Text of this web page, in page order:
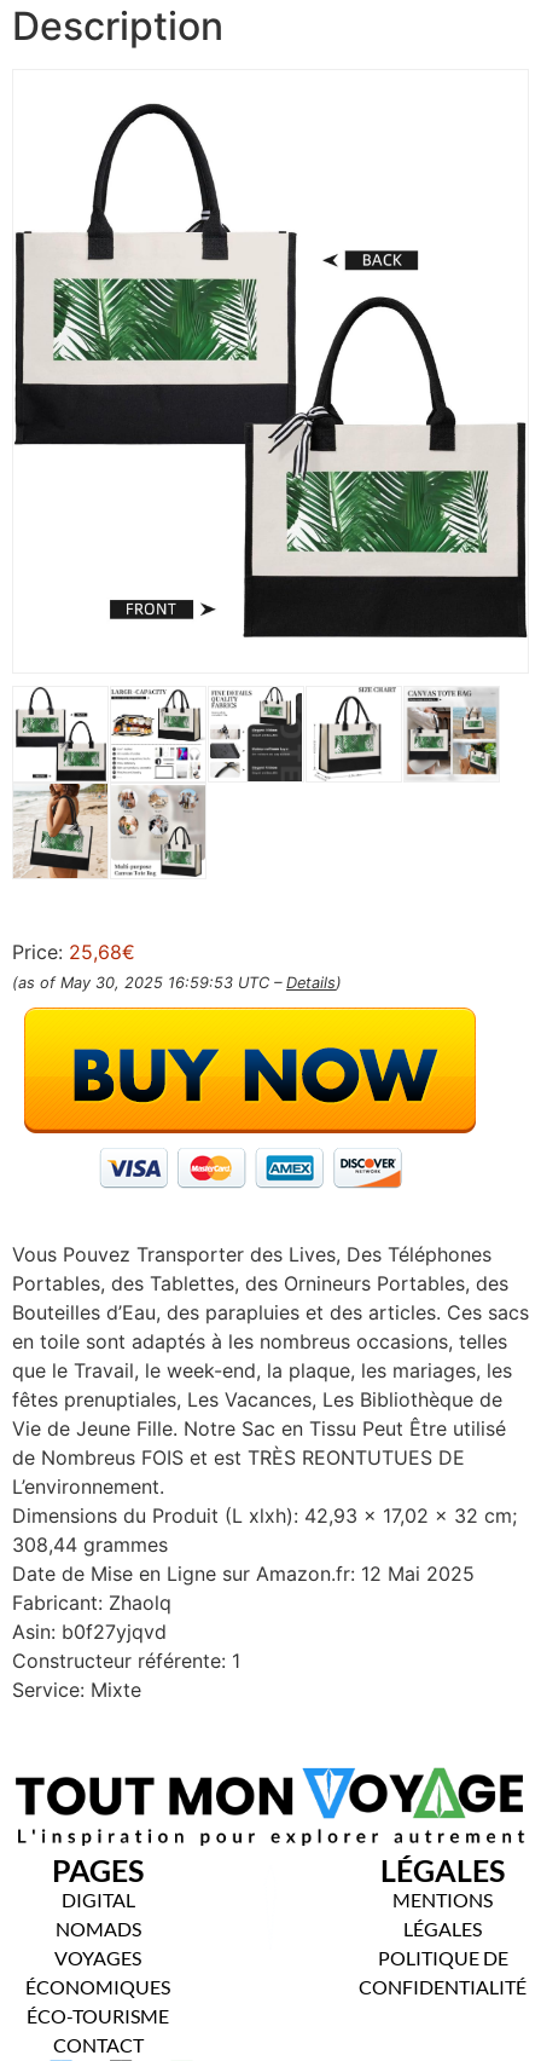
Description
Price: 25,68€
(as of May 30, 2025 16:59:53 UTC – Details)
Vous Pouvez Transporter des Lives, Des Téléphones
Portables, des Tablettes, des Ornineurs Portables, des
Bouteilles d’Eau, des parapluies et des articles. Ces sacs
en toile sont adaptés à les nombreus occasions, telles
que le Travail, le week-end, la plaque, les mariages, les
fêtes prenuptiales, Les Vacances, Les Bibliothèque de
Vie de Jeune Fille. Notre Sac en Tissu Peut Être utilisé
de Nombreus FOIS et est TRÈS REONTUTUES DE
L’environnement.
Dimensions du Produit (L xlxh): 42,93 x 17,02 x 32 cm;
308,44 grammes
Date de Mise en Ligne sur Amazon.fr: 12 Mai 2025
Fabricant: Zhaolq
Asin: b0f27yjqvd
Constructeur référente: 1
Service: Mixte
PAGES
DIGITAL
NOMADS
VOYAGES
ÉCONOMIQUES
ÉCO-TOURISME
CONTACT
LÉGALES
MENTIONS
LÉGALES
POLITIQUE DE
CONFIDENTIALITÉ